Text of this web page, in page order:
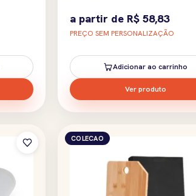
a partir de R$ 58,83
PREÇO SEM PERSONALIZAÇÃO
Adicionar ao carrinho
Ver produto
COLECAO